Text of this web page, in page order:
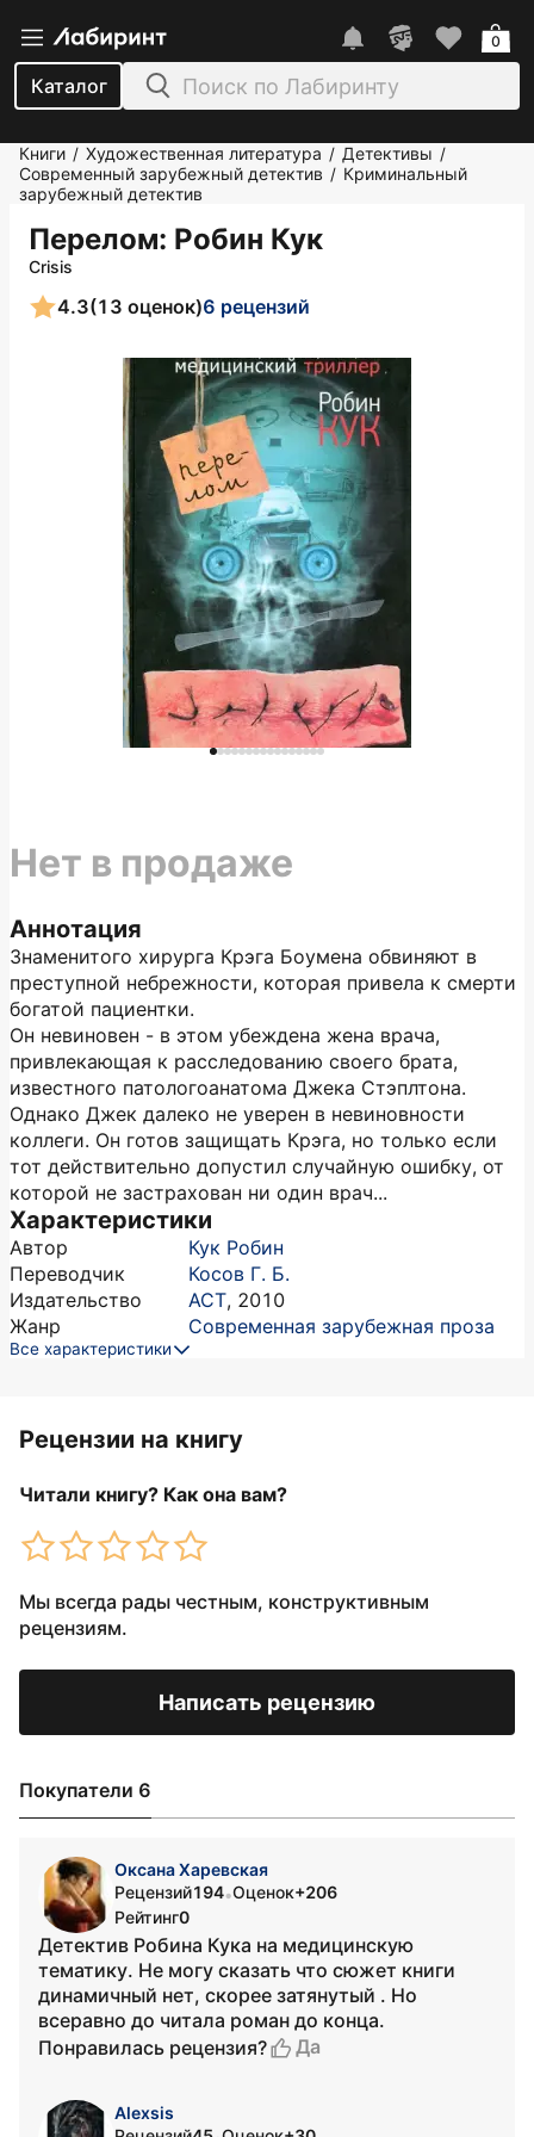
Каталог
0
Книги / Художественная литература / Детективы /
Современный зарубежный детектив / Криминальный
зарубежный детектив
Перелом: Робин Кук
Crisis
4.3(13 оценок)6 рецензий
Аннотация
Знаменитого хирурга Крэга Боумена обвиняют в
преступной небрежности, которая привела к смерти
богатой пациентки.
Он невиновен - в этом убеждена жена врача,
привлекающая к расследованию своего брата,
известного патологоанатома Джека Стэплтона.
Однако Джек далеко не уверен в невиновности
коллеги. Он готов защищать Крэга, но только если
тот действительно допустил случайную ошибку, от
которой не застрахован ни один врач...
Характеристики
Автор
Кук Робин
Переводчик
Косов Г. Б.
Издательство
АСТ, 2010
Жанр
Современная зарубежная проза
Все характеристики
Нет в продаже
Рецензии на книгу
Читали книгу? Как она вам?
Мы всегда рады честным, конструктивным
рецензиям.
Написать рецензию
Покупатели 6
Оксана Харевская
Рецензий194•Оценок+206
Рейтинг0
Детектив Робина Кука на медицинскую
тематику. Не могу сказать что сюжет книги
динамичный нет, скорее затянутый . Но
всеравно до читала роман до конца.
Понравилась рецензия?
Да
Alexsis